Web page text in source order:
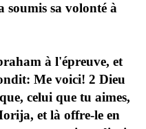
sa volonté à
à l'épreuve, et
Me voici! 2 Dieu
celui que tu aimes,
et là offre-le en